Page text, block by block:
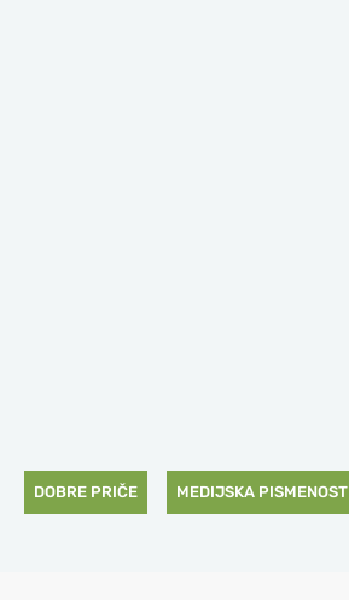
DOBRE PRIČE MEDIJSKA PISMENOST